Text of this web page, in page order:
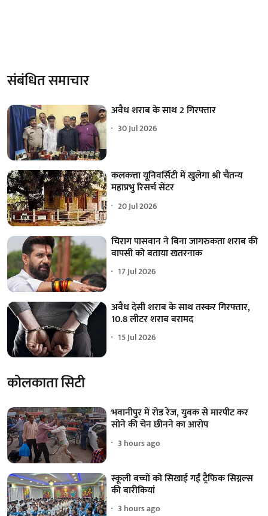
संबंधित समाचार
अवैध शराब के साथ 2 गिरफ्तार
30 Jul 2026
कलकत्ता यूनिवर्सिटी में खुलेगा श्री चैतन्य
महाप्रभु रिसर्च सेंटर
20 Jul 2026
चिराग पासवान ने बिना जागरुकता शराब की
वापसी को बताया खतरनाक
17 Jul 2026
अवैध देसी शराब के साथ तस्कर गिरफ्तार,
10.8 लीटर शराब बरामद
15 Jul 2026
कोलकाता सिटी
भवानीपुर में रोड रेज, युवक से मारपीट कर
सोने की चेन छीनने का आरोप
3 hours ago
स्कूली बच्चों को सिखाई गईं ट्रैफिक सिग्नल्स
की बारीकियां
3 hours ago